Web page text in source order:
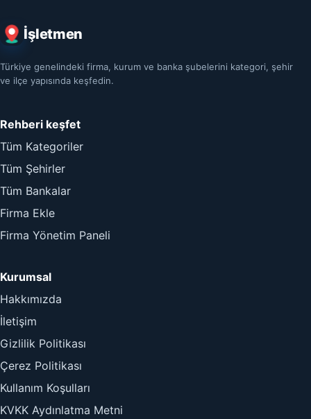
İşletmen
Türkiye genelindeki firma, kurum ve banka şubelerini kategori, şehir
ve ilçe yapısında keşfedin.
Rehberi keşfet
Tüm Kategoriler
Tüm Şehirler
Tüm Bankalar
Firma Ekle
Firma Yönetim Paneli
Kurumsal
Hakkımızda
İletişim
Gizlilik Politikası
Çerez Politikası
Kullanım Koşulları
KVKK Aydınlatma Metni